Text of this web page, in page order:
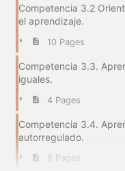
Competencia 3.2
el aprendizaje.
10 Pages
Competencia 3.3.
iguales.
4 Pages
Competencia 3.4.
autorregulado.
8 Pages